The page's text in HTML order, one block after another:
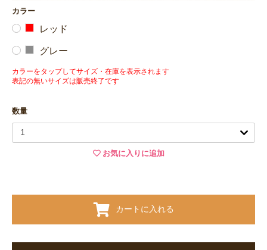
カラー
レッド
グレー
カラーをタップしてサイズ・在庫を表示されます
表記の無いサイズは販売終了です
数量
お気に入りに追加
カートに入れる